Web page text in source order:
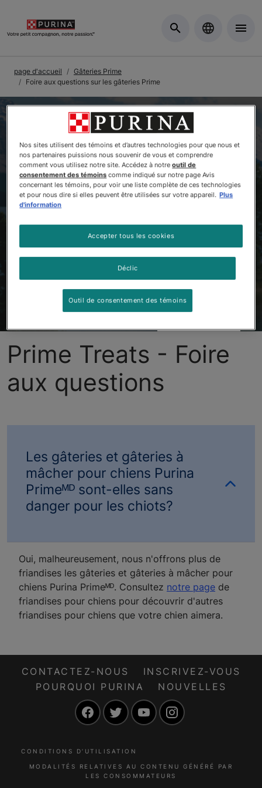
page d'accueil
Gâteries Prime
Foire aux questions sur les gâteries Prime
Prime Treats - Foire
aux questions
Les gâteries et gâteries à
mâcher pour chiens Purina
Primeᴹᴰ sont-elles sans
danger pour les chiots?
Oui, malheureusement, nous n'offrons plus de
friandises les gâteries et gâteries à mâcher pour
chiens Purina Primeᴹᴰ. Consultez notre page de
friandises pour chiens pour découvrir d'autres
friandises pour chiens que votre chien aimera.
CONTACTEZ-NOUS
INSCRIVEZ-VOUS
POURQUOI PURINA
NOUVELLES
FacebookTwitter YouTube
CONDITIONS D’UTILISATION
MODALITÉS RELATIVES AU CONTENU GÉNÉRÉ PAR
LES CONSOMMATEURS
Nos sites utilisent des témoins et d’autres technologies pour que nous et
nos partenaires puissions nous souvenir de vous et comprendre
comment vous utilisez notre site. Accédez à notreoutil de
consentement des témoins comme indiqué sur notre page Avis
concernant les témoins, pour voir une liste complète de ces technologies
et pour nous dire si elles peuvent être utilisées sur votre appareil. Plus
d'information
Déclic
Accepter tous les cookies
Outil de consentement des témoins